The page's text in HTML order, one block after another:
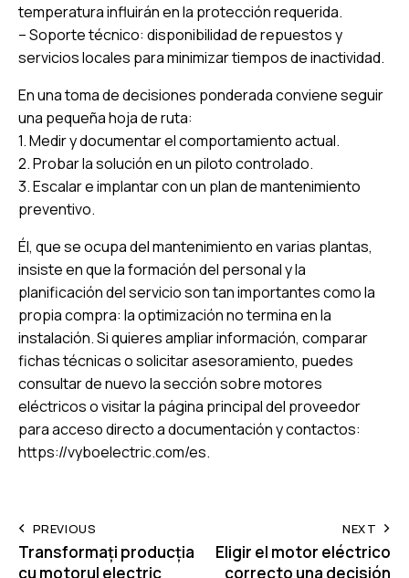
temperatura influirán en la protección requerida.
– Soporte técnico: disponibilidad de repuestos y
servicios locales para minimizar tiempos de inactividad.
En una toma de decisiones ponderada conviene seguir
una pequeña hoja de ruta:
1. Medir y documentar el comportamiento actual.
2. Probar la solución en un piloto controlado.
3. Escalar e implantar con un plan de mantenimiento
preventivo.
Él, que se ocupa del mantenimiento en varias plantas,
insiste en que la formación del personal y la
planificación del servicio son tan importantes como la
propia compra: la optimización no termina en la
instalación. Si quieres ampliar información, comparar
fichas técnicas o solicitar asesoramiento, puedes
consultar de nuevo la sección sobremotores
eléctricoso visitar la página principal del proveedor
para acceso directo a documentación y contactos:
https://vyboelectric.com/es.
Post
navigation
PREVIOUS
Transformați producția
cu motorul electric
NEXT
Eligir el motor eléctrico
correcto una decisión